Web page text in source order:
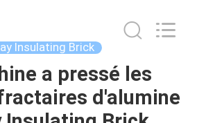
Insulating Brick
a pressé les
d'alumine